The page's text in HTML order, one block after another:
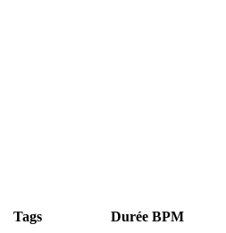
Tags Durée BPM